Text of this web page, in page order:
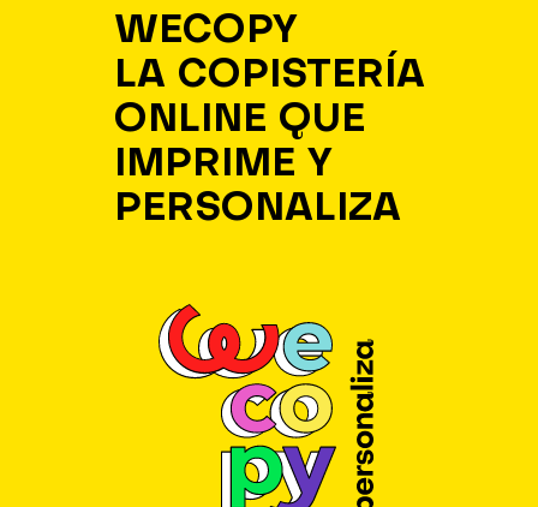
WECOPY
LA COPISTERÍA
ONLINE QUE
IMPRIME Y
PERSONALIZA